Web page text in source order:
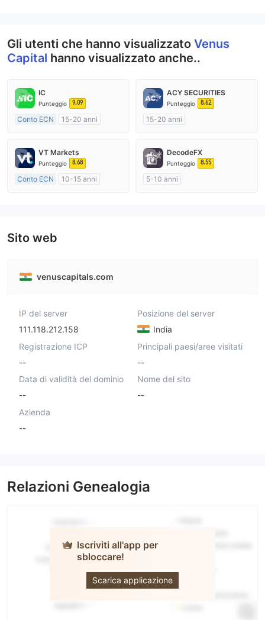
Gli utenti che hanno visualizzato Venus
Capital hanno visualizzato anche..
IC
Punteggio 9.09
Conto ECN
15-20 anni
Market Making (MM)
Etichetta principale MT4
ACY SECURITIES
Punteggio 8.62
15-20 anni
Market Making (MM)
Etichetta principale MT4
VT Markets
Punteggio 8.68
Conto ECN
10-15 anni
DecodeFX
Punteggio 8.55
5-10 anni
Sito web
venuscapitals.com
IP del server
111.118.212.158
Posizione del server
India
Registrazione ICP
--
Principali paesi/aree visitati
--
Data di validità del dominio
--
Nome del sito
--
Azienda
--
Relazioni Genealogia
Iscriviti all'app per
sbloccare!
Scarica applicazione
Venus